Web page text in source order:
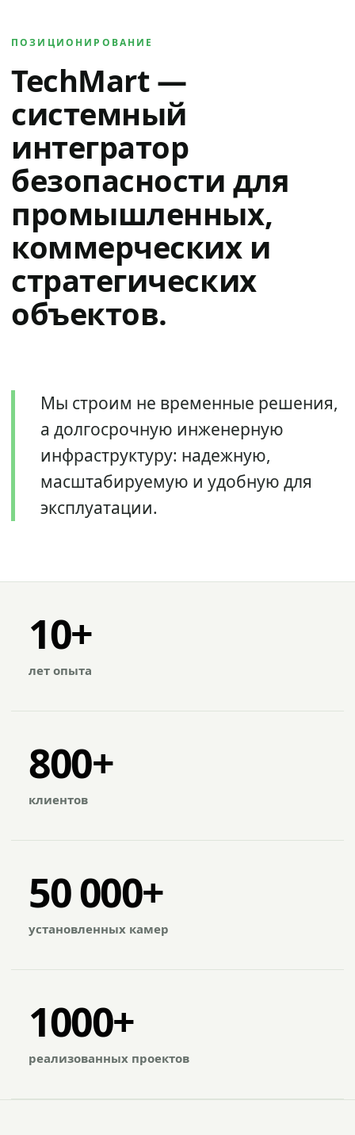
ПОЗИЦИОНИРОВАНИЕ
TechMart —
системный
интегратор
безопасности для
промышленных,
коммерческих и
стратегических
объектов.
Мы строим не временные решения,
а долгосрочную инженерную
инфраструктуру: надежную,
масштабируемую и удобную для
эксплуатации.
10+
лет опыта
800+
клиентов
50 000+
установленных камер
1000+
реализованных проектов